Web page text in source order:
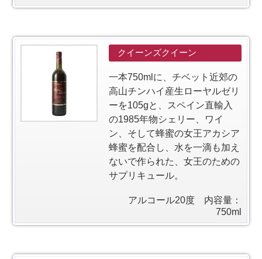
クイーンズクイーン
一本750mlに、チベット近郊の
高山チンハイ産生ローヤルゼリ
ーを105gと、スペイン直輸入
の1985年物シェリー、ワイ
ン、そして蜂蜜の女王アカシア
蜂蜜を配合し、水を一滴も加え
ないで作られた、女王のための
サプリキュール。
アルコール20度 内容量：
750ml